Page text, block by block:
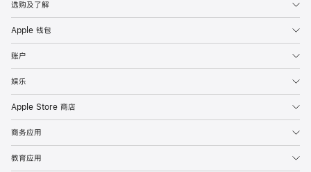
选购及了解
Apple 钱包
账户
娱乐
Apple Store 商店
商务应用
教育应用